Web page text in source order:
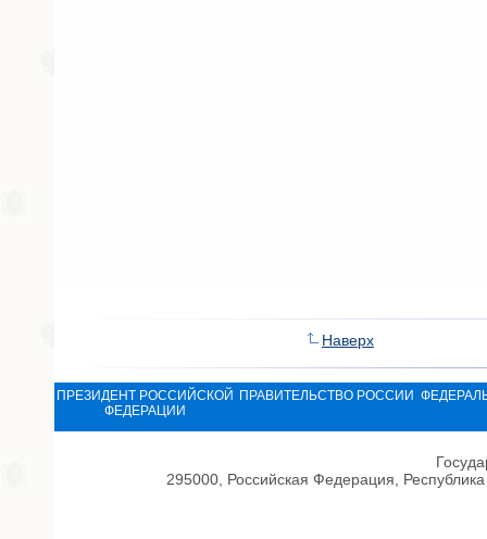
Наверх
ПРЕЗИДЕНТ РОССИЙСКОЙ
ФЕДЕРАЦИИ
ПРАВИТЕЛЬСТВО РОССИИ
295000, Российская Федерация,